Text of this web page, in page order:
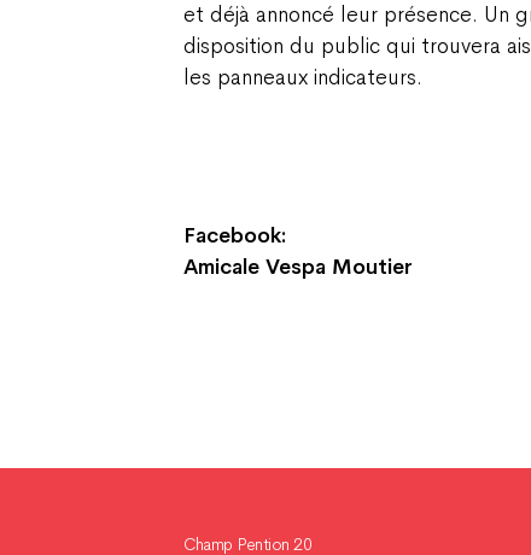
et déjà annoncé leur présence. Un
disposition du public qui trouvera
les panneaux indicateurs.
Facebook:
Amicale Vespa Moutier
Champ Pention 20